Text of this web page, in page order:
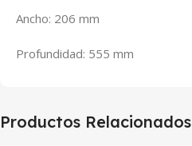
Ancho: 206 mm
Profundidad: 555 mm
Productos Relacionados